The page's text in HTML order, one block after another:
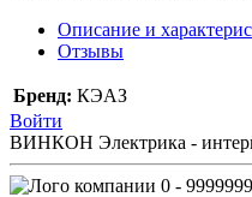
Описание и
Отзывы
Бренд: КЭАЗ
Войти
ВИНКОН Электрика -
0 - 9999999